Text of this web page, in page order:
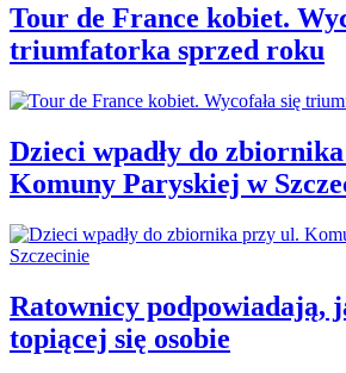
Tour de France kobiet.
triumfatorka sprzed roku
Dzieci wpadły do
Komuny Paryskiej w
Ratownicy podpowiadają,
topiącej się osobie